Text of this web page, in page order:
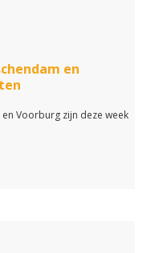
en
Voorburg zijn deze week